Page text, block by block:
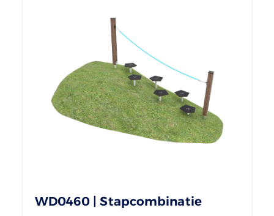
WD0460 | Stapcombinatie